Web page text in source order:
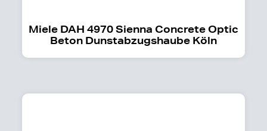
Miele DAH 4970 Sienna Concrete Optic
Beton Dunstabzugshaube Köln